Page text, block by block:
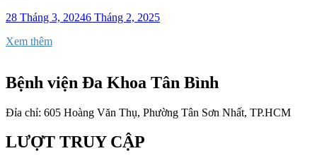
28 Tháng 3, 20246 Tháng 2, 2025
Xem thêm
Bệnh viện Đa Khoa Tân Bình
Đỉa chỉ: 605 Hoàng Văn Thụ, Phường Tân Sơn Nhất, TP.HCM
LƯỢT TRUY CẬP